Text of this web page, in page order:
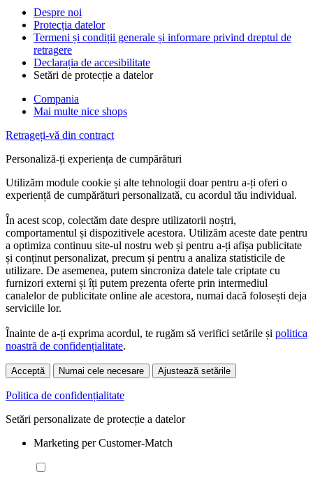
Despre noi
Protecția datelor
Termeni și condiții generale și informare privind dreptul de
retragere
Declarația de accesibilitate
Setări de protecție a datelor
Compania
Mai multe nice shops
Retrageți-vă din contract
Personaliză-ți experiența de cumpărături
Utilizăm module cookie și alte tehnologii doar pentru a-ți oferi o
experiență de cumpărături personalizată, cu acordul tău individual.
În acest scop, colectăm date despre utilizatorii noștri,
comportamentul și dispozitivele acestora. Utilizăm aceste date pentru
a optimiza continuu site-ul nostru web și pentru a-ți afișa publicitate
și conținut personalizat, precum și pentru a analiza statisticile de
utilizare. De asemenea, putem sincroniza datele tale criptate cu
furnizori externi și îți putem prezenta oferte prin intermediul
canalelor de publicitate online ale acestora, numai dacă folosești deja
serviciile lor.
Înainte de a-ți exprima acordul, te rugăm să verifici setările și politica
noastră de confidențialitate.
Acceptă Numai cele necesare Ajustează setările
Politica de confidențialitate
Setări personalizate de protecție a datelor
Marketing per Customer-Match